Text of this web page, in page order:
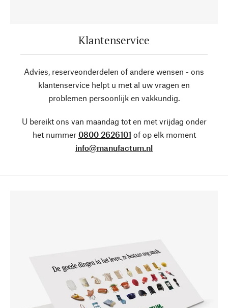
Klantenservice
Advies, reserveonderdelen of andere wensen - ons
klantenservice helpt u met al uw vragen en
problemen persoonlijk en vakkundig.
U bereikt ons van maandag tot en met vrijdag onder
het nummer 0800 2626101 of op elk moment
info@manufactum.nl